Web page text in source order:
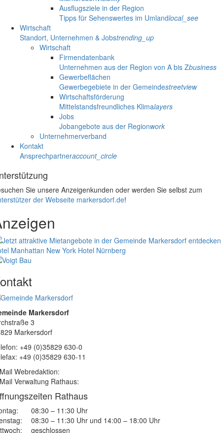
Ausflugsziele in der Region
Tipps für Sehenswertes im Umlandlocal_see
Wirtschaft
Standort, Unternehmen & Jobstrending_up
Wirtschaft
Firmendatenbank
Unternehmen aus der Region von A bis Zbusiness
Gewerbeflächen
Gewerbegebiete in der Gemeindestreetview
Wirtschaftsförderung
Mittelstandsfreundliches Klimalayers
Jobs
Jobangebote aus der Regionwork
Unternehmerverband
Kontakt
Ansprechpartneraccount_circle
Sie unsere Anzeigenkunden oder werden Sie selbst zum
der Webseite markersdorf.de!
Manhattan New York Hotel Nürnberg
Markersdorf
3
Markersdorf
+49 (0)35829 630-0
+49 (0)35829 630-11
Webredaktion:
Verwaltung Rathaus:
Rathaus
08:30 – 11:30 Uhr
08:30 – 11:30 Uhr und 14:00 – 18:00 Uhr
geschlossen